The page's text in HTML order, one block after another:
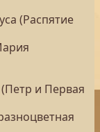
(Распятие
и Первая